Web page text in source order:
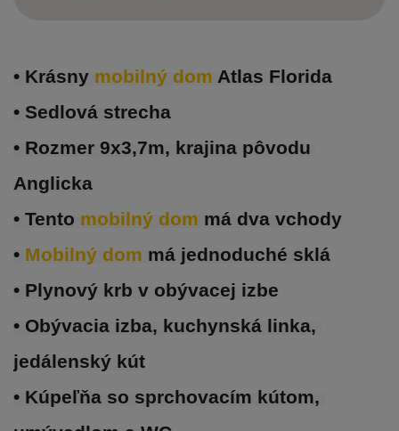
• Krásny mobilný dom Atlas Florida
• Sedlová strecha
• Rozmer 9x3,7m, krajina pôvodu
Anglicka
• Tento mobilný dom má dva vchody
• Mobilný dom má jednoduché sklá
• Plynový krb v obývacej izbe
• Obývacia izba, kuchynská linka,
jedálenský kút
• Kúpeľňa so sprchovacím kútom,